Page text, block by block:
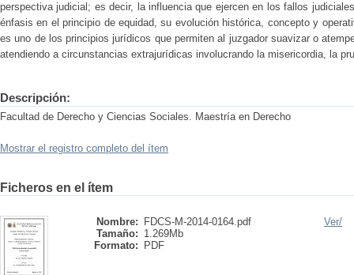
perspectiva judicial; es decir, la influencia que ejercen en los fallos
énfasis en el principio de equidad, su evolución histórica, concepto y
es uno de los principios jurídicos que permiten al juzgador suavizar o
atendiendo a circunstancias extrajurídicas involucrando la misericordia, la
Descripción:
Facultad de Derecho y Ciencias Sociales. Maestría en Derecho
Mostrar el registro completo del ítem
Ficheros en el ítem
Nombre:
FDCS-M-2014-0164.pdf
Tamaño: 1.269Mb
Formato:
PDF
Ver/